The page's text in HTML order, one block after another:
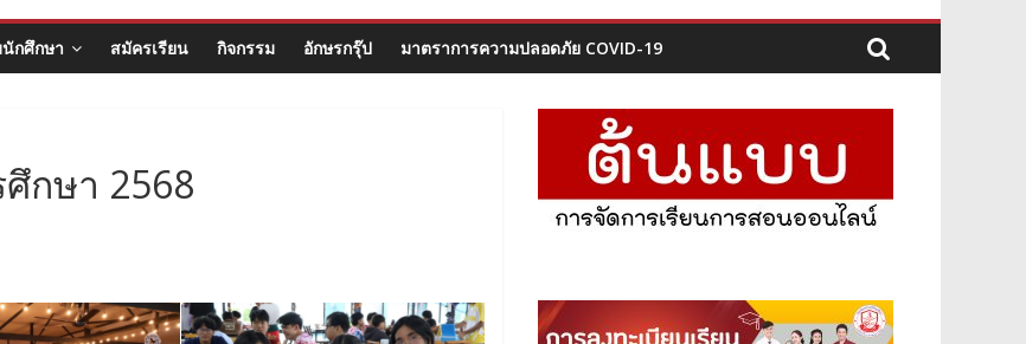
นักศึกษา สมัครเรียน กิจกรรม อักษรกรุ๊ป มาตราการความปลอดภัย COVID-19
กษา 2568